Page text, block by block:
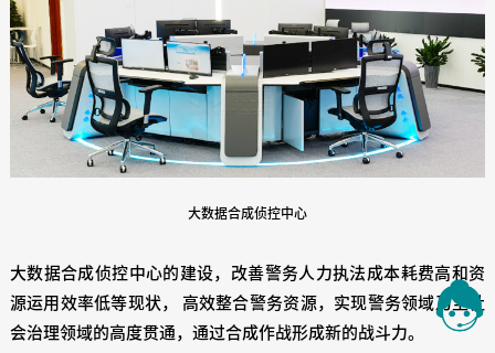
大数据合成侦控中心
大数据合成侦控中心的建设，改善警务人力执法成本耗费高和资
源运用效率低等现状， 高效整合警务资源，实现警务领域乃至社
会治理领域的高度贯通，通过合成作战形成新的战斗力。